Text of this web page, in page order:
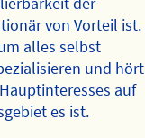
von Vorteil ist.
alles selbst
und hört
auf
es ist.